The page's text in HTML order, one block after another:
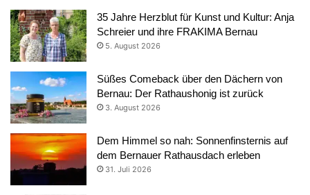
35 Jahre Herzblut für Kunst und Kultur: Anja
Schreier und ihre FRAKIMA Bernau
5. August 2026
Süßes Comeback über den Dächern von
Bernau: Der Rathaushonig ist zurück
3. August 2026
Dem Himmel so nah: Sonnenfinsternis auf
dem Bernauer Rathausdach erleben
31. Juli 2026